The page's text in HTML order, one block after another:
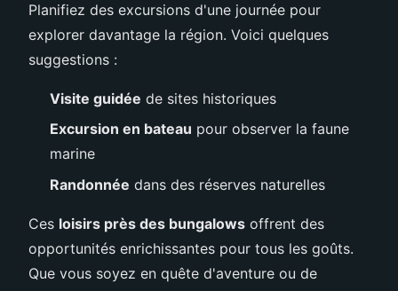
Planifiez des excursions d'une journée pour
explorer davantage la région. Voici quelques
suggestions :
Visite guidée de sites historiques
Excursion en bateau pour observer la faune
marine
Randonnée dans des réserves naturelles
Ces loisirs près des bungalows offrent des
opportunités enrichissantes pour tous les goûts.
Que vous soyez en quête d'aventure ou de